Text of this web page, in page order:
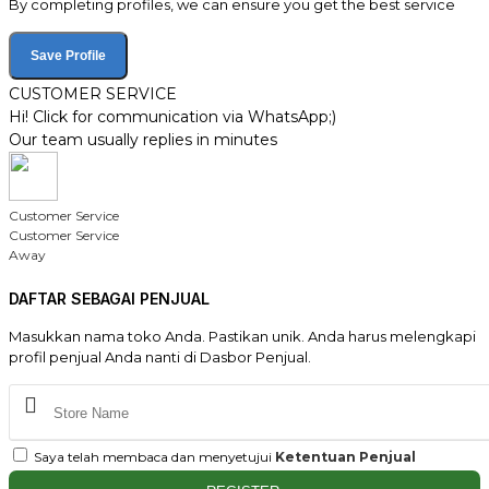
By completing profiles, we can ensure you get the best service
Save Profile
CUSTOMER SERVICE
Hi! Click for communication via WhatsApp;)
Our team usually replies in minutes
Customer Service
Customer Service
Away
DAFTAR SEBAGAI PENJUAL
Masukkan nama toko Anda. Pastikan unik. Anda harus melengkapi
profil penjual Anda nanti di Dasbor Penjual.
Saya telah membaca dan menyetujui Ketentuan Penjual